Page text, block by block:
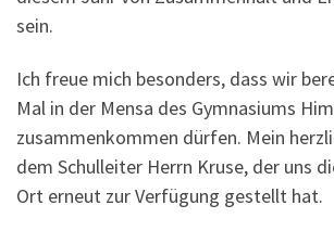
sein.
Ich freue mich besonders, dass wir
Mal in der Mensa des Gymnasiums
zusammenkommen dürfen. Mein
dem Schulleiter Herrn Kruse, der uns
Ort erneut zur Verfügung gestellt hat.